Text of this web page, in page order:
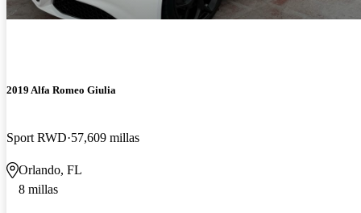
2019 Alfa Romeo Giulia
Sport RWD 57,609 millas
Orlando, FL
8 millas